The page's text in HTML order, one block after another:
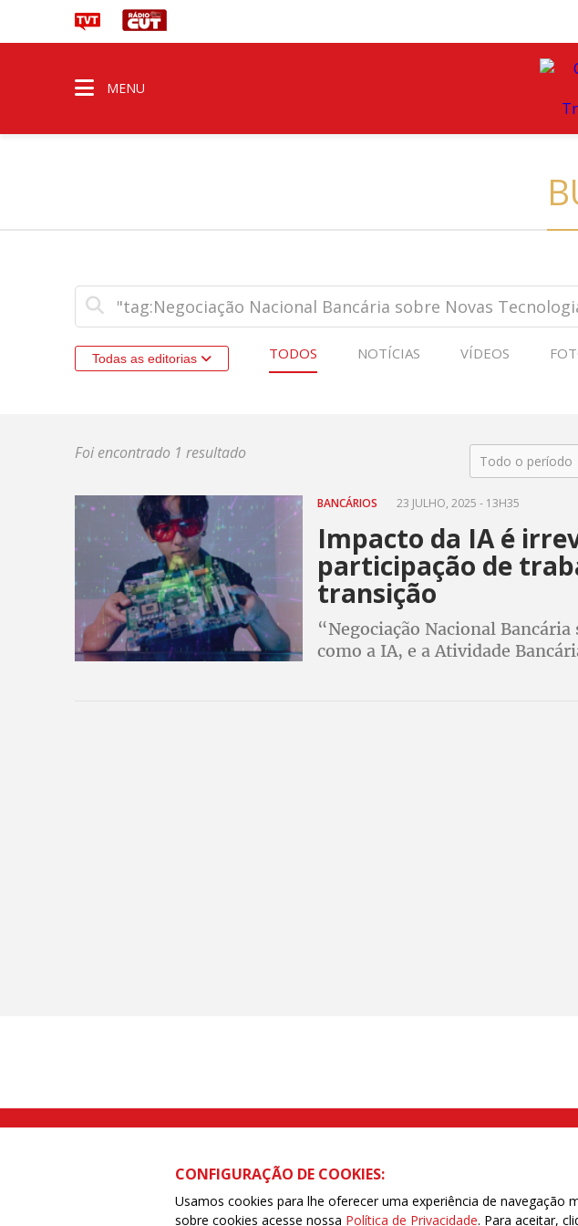
MENU
Todas as editorias TODOS NOTÍCIAS VÍDEOS
Foi encontrado 1 resultado Todo o período
BANCÁRIOS 23 JULHO, 2025 - 13H35
Impacto da IA é
participação de
transição
“Negociação Nacional
como a IA, e a Atividade
Rua Caetano Pinto nº 575 CEP 03041-000 Brás, São Paulo/SP |
CONFIGURAÇÃO DE COOKIES:
Usamos cookies para lhe oferecer uma experiência de
sobre cookies acesse nossa Política de Privacidade. Para aceitar,